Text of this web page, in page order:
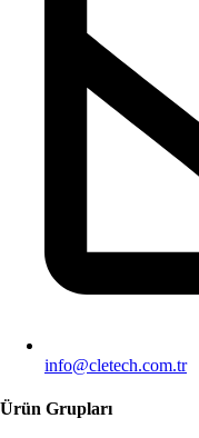
info@cletech.com.tr
Ürün Grupları